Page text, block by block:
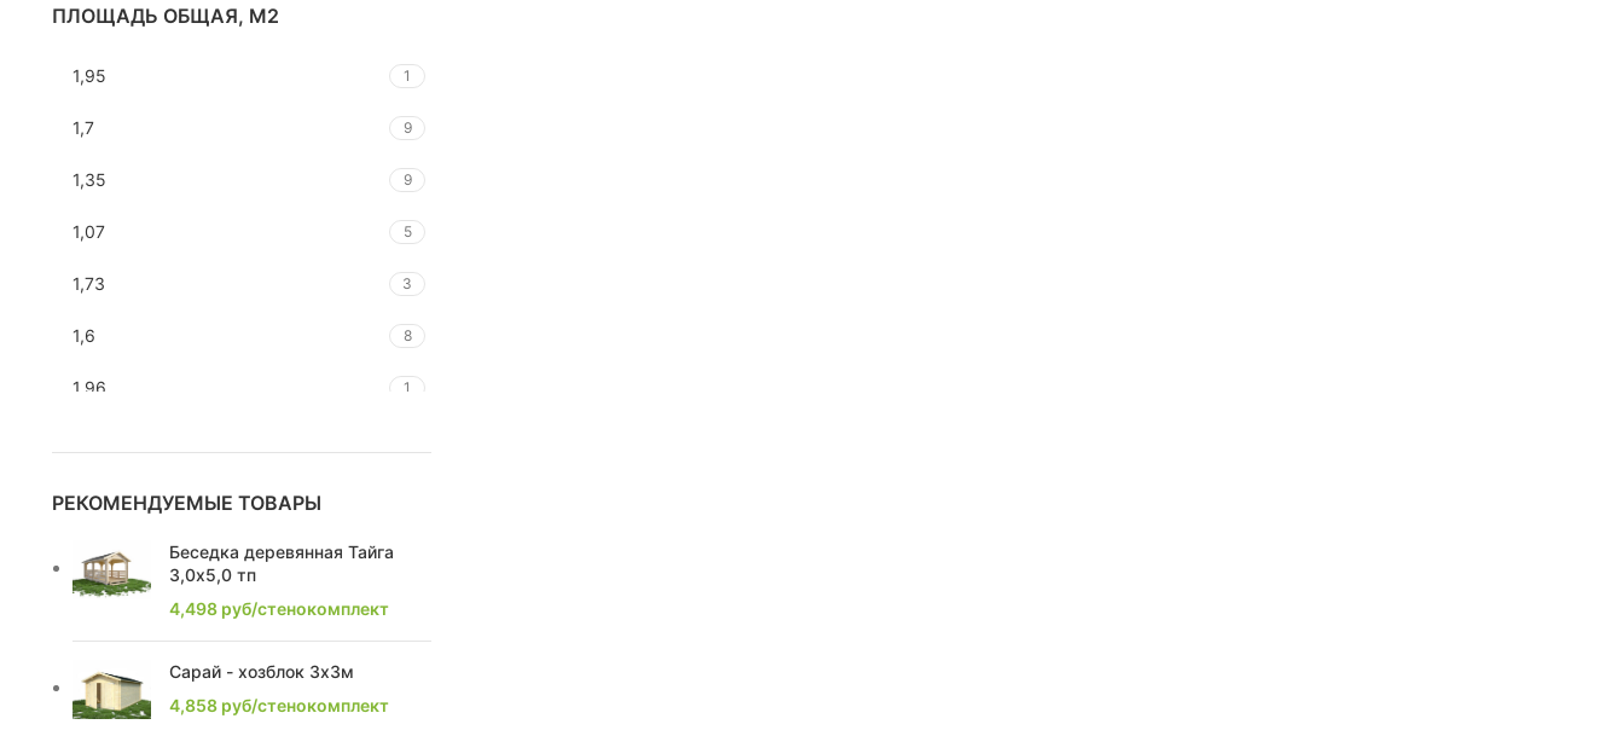
ПЛОЩАДЬ ОБЩАЯ, М2
1,95 1
1,7 9
1,35 9
1,07 5
1,73 3
1,6 8
1,96 1
1,81
2,52
2,76 2
2,28
РЕКОМЕНДУЕМЫЕ ТОВАРЫ
Беседка деревянная Тайга
3,0х5,0 тп
4,498 руб/стенокомплект
Сарай - хозблок 3х3м
4,858 руб/стенокомплект